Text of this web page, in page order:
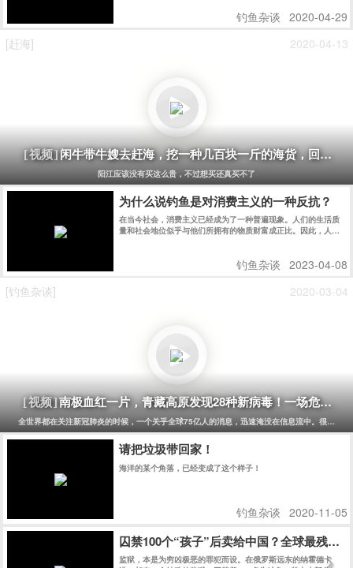
钓鱼杂谈 2020-04-29
[赶海]
2020-04-13
[视频]闲牛带牛嫂去赶海，挖一种几百块一斤的海货，回家煮
阳江应该没有买这么贵，不过想买还真买不了
为什么说钓鱼是对消费主义的一种反抗？
在当今社会，消费主义已经成为了一种普遍现象。人们的生活质
量和社会地位似乎与他们所拥有的物质财富成正比。因此，人们
反的生活方式，它是对消费主义的反抗。 图片 首先，钓鱼并不
就能够享受到钓鱼的乐趣。相比于其他娱乐活动，钓鱼的成本要
低得多。而且，钓鱼的过程中，人们可以感受到大自然的美丽和
要了解鱼类的生态习性、饵料的选择和使用，以及天气的变化对
钓鱼的影响等等。这些知识都需要在实践中逐渐掌握，而且需要
长期的观察和研究。通过钓鱼，人们可以更加深入地了解生态系
统的运作，从而更好地保护和利用自然资源。 最后，钓鱼的过程
也是一种反消费主义的过程。钓鱼需要耐心和毅力，需要等待和
观察，需要逐渐掌握技巧和经验。这些都是与现代消费主义追求
即时满足的心态相反的。钓鱼者需要学会等待和放慢节奏，需要
学会享受过程而非结果，需要学会与自然界和谐相处而非依赖人
造的环境和物品。这些习惯和价值观可以帮助人们摆脱消费主义
的束缚，追求精神上的自由和独立。
钓鱼杂谈 2023-04-08
[钓鱼杂谈]
2020-03-04
[视频]南极血红一片，青藏高原发现28种新病毒！一场危及75
全世界都在关注新冠肺炎的时候，一个关乎全球75亿人的消息，迅速淹没在信息流中。很少有
请把垃圾带回家！
海洋的某个角落，已经变成了这个样子！
钓鱼杂谈 2020-11-05
囚禁100个“孩子”后卖给中国？全球最残忍
监狱，本是为穷凶极恶的罪犯而设。在俄罗斯远东的纳霍德卡